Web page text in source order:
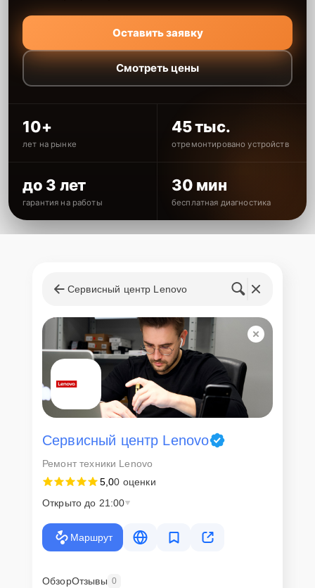
Оставить заявку
Смотреть цены
10+
лет на рынке
45 тыс.
отремонтировано устройств
до 3 лет
гарантия на работы
30 мин
бесплатная диагностика
Сервисный центр Lenovo
Сервисный центр Lenovo
Ремонт техники Lenovo
5,00 оценки
Открыто до 21:00
Маршрут
ОбзорОтзывы 0